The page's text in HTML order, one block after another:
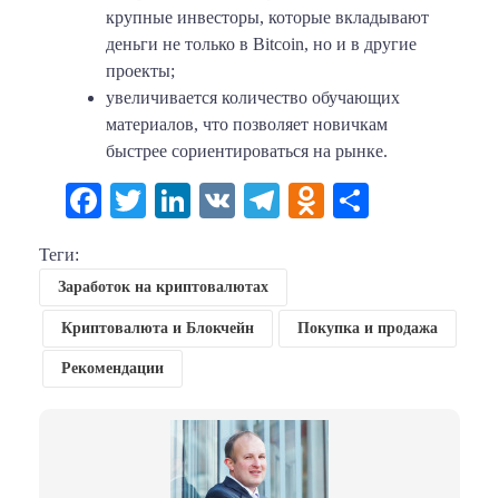
крупные инвесторы, которые вкладывают
деньги не только в Bitcoin, но и в другие
проекты;
увеличивается количество обучающих
материалов, что позволяет новичкам
быстрее сориентироваться на рынке.
Facebook
TwitterLinkedIn
VK Telegram
Теги:
Заработок на криптовалютах
Криптовалюта и Блокчейн Покупка и продажа
Рекомендации